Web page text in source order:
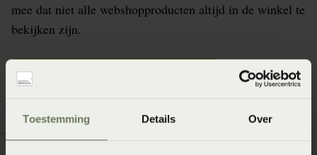
Toestemming Details Over
mee dat niet alle webshopproducten altijd in de winkel te
bekijken zijn.
Stel je matras samen in de winkel